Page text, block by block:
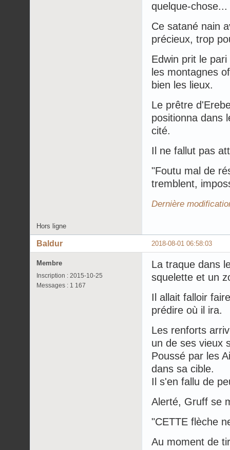
quelque-
Ce satané nain
précieux, trop
Edwin prit le
les montagnes
bien les lieux.
Le prêtre
positionna dans
cité.
Il ne fallut pas
"Foutu mal de
tremblent,
Dernière
Hors ligne
2018-08-01 06:58:03
Baldur
Membre
Inscription : 2015-10-25
Messages : 1 167
La traque dans
squelette et un
Il allait falloir
prédire où il ira.
Les renforts
un de ses vieux
Poussé par les
dans sa cible.
Il s'en fallu de
Alerté, Gruff se
"CETTE flèche
Au moment de